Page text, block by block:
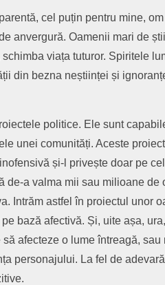
cel puțin pentru mine,
anvergură. Oamenii mari de
viața tuturor. Spiritele
din bezna neștiinței și
politice. Ele sunt
unei comunități. Aceste
și-l privește doar pe
de-a valma mii sau milioane
Intrăm astfel în proiectul unor
bază afectivă. Și, uite așa,
afecteze o lume întreagă, sau
personajului. La fel de